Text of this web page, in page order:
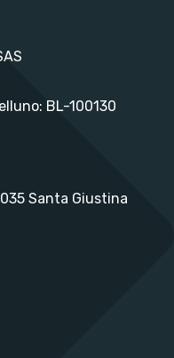
BL-100130
Santa Giustina